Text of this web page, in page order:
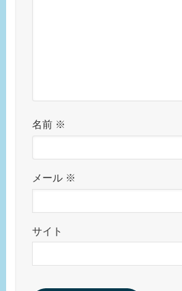
名前 ※
メール ※
サイト